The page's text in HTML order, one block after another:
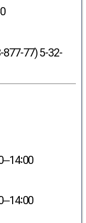
77) 5-32-